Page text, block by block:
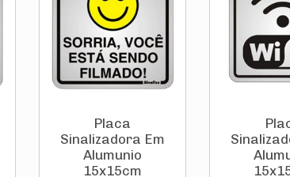
Placa
Sinalizadora Em
Alumunio
15x15cm